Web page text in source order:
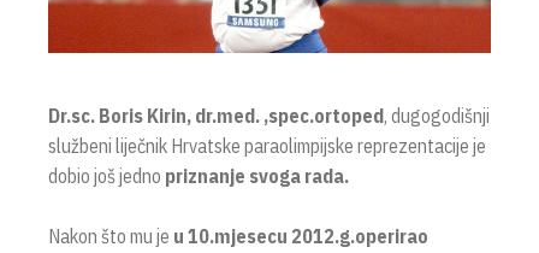
Dr.sc. Boris Kirin, dr.med. ,spec.ortoped, dugogodišnji
službeni liječnik Hrvatske paraolimpijske reprezentacije je
dobio još jedno priznanje svoga rada.
Nakon što mu je u 10.mjesecu 2012.g.operirao